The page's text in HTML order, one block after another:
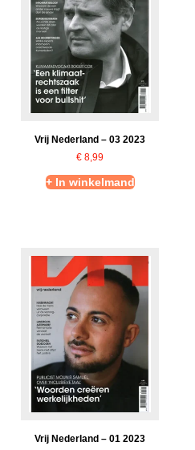
Vrij Nederland – 03 2023
€ 8,99
+ In winkelmand
Vrij Nederland – 01 2023